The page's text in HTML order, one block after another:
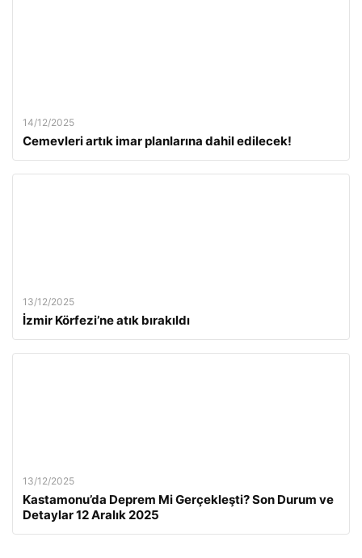
14/12/2025
Cemevleri artık imar planlarına dahil edilecek!
13/12/2025
İzmir Körfezi’ne atık bırakıldı
13/12/2025
Kastamonu’da Deprem Mi Gerçekleşti? Son Durum ve
Detaylar 12 Aralık 2025